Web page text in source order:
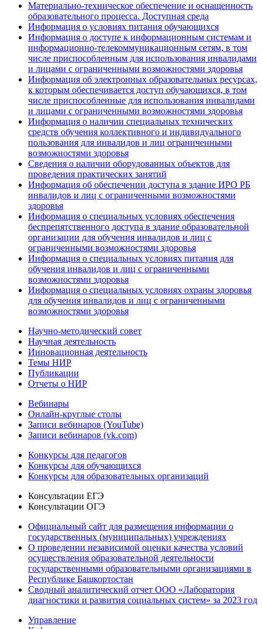
Материально-техническое обеспечение и оснащенность
образовательного процесса. Доступная среда
Информация о условиях питания обучающихся
Информация о доступе к информационным системам и
информационно-телекоммуникационным сетям, в том
числе приспособленным для использования инвалидами
и лицами с ограниченными возможностями здоровья
Информация об электронных образовательных ресурсах,
к которым обеспечивается доступ обучающихся, в том
числе приспособленные для использования инвалидами
и лицами с ограниченными возможностями здоровья
Информация о наличии специальных технических
средств обучения коллективного и индивидуального
пользования для инвалидов и лиц ограниченными
возможностями здоровья
Сведения о наличии оборудованных объектов для
проведения практических занятий
Информация об обеспечении доступа в здание ИРО РБ
инвалидов и лиц с ограниченными возможностями
здоровья
Информация о специальных условиях обеспечения
беспрепятственного доступа в здание образовательной
организации для обучения инвалидов и лиц с
ограниченными возможностями здоровья
Информация о специальных условиях питания для
обучения инвалидов и лиц с ограниченными
возможностями здоровья
Информация о специальных условиях охраны здоровья
для обучения инвалидов и лиц с ограниченными
возможностями здоровья
Научно-методический совет
Научная деятельность
Инновационная деятельность
Темы НИР
Публикации
Отчеты о НИР
Вебинары
Онлайн-круглые столы
Записи вебинаров (YouTube)
Записи вебинаров (vk.com)
Конкурсы для педагогов
Конкурсы для обучающихся
Конкурсы для образовательных организаций
Консультации ЕГЭ
Консультации ОГЭ
Официальный сайт для размещения информации о
государственных (муниципальных) учреждениях
О проведении независимой оценки качества условий
осуществления образовательной деятельности
государственными образовательными организациями в
Республике Башкортостан
Сводный аналитический отчет ООО «Лаборатория
диагностики и развития социальных систем» за 2023 год
Управление